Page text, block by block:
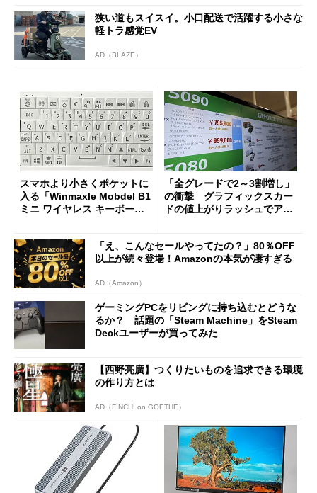
狭い道もスイスイ。小口配送で活躍する小さな
軽トラ感覚EV
AD（BLAZE）
スマホより小さくポケットに
入る「Winmaxle Mobdel B1
ミニ ワイヤレス キーボー
「全グレードで2～3割増し」
の衝撃 グラフィックスカー
ドの値上がりラッシュでアキ
「え、こんなセールやってたの？」80％OFF
以上が続々登場！Amazonの本気が凄すぎる
AD（Amazon）
ゲーミングPCをリビングに持ち込むとどうな
るか？ 話題の「Steam Machine」をSteam
Deckユーザーが買ってみた
【西野亮廣】つくりたいものを追求できる環境
の作り方とは
AD（FINCHI on GOETHE）